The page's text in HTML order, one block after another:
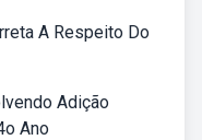
A Respeito Do
Adição
Ano